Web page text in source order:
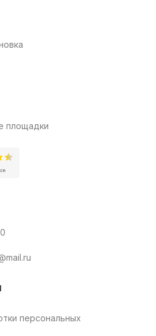
площадки
персональных